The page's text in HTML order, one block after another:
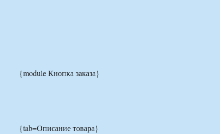
{module Кнопка заказа}
{tab=Описание товара}